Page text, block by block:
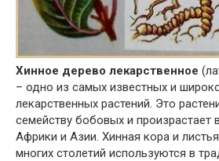
Хинное дерево лекарственное
– одно из самых известных и
лекарственных растений. Это
семейству бобовых и произрастает
Африки и Азии. Хинная кора и
многих столетий используются в